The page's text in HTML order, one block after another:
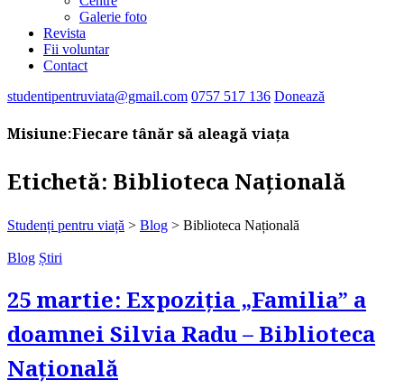
Galerie foto
Revista
Fii voluntar
Contact
studentipentruviata@gmail.com 0757 517 136 Donează
Misiune:Fiecare tânăr să aleagă viața
Etichetă: Biblioteca Națională
Studenți pentru viață > Blog > Biblioteca Națională
Blog Știri
25 martie: Expoziția „Familia” a
doamnei Silvia Radu – Biblioteca
Națională